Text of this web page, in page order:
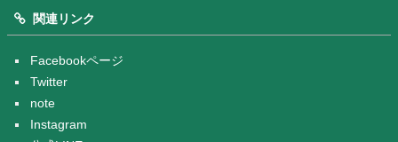
関連リンク
Facebookページ
Twitter
note
Instagram